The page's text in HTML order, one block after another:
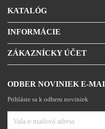
KATALÓG
INFORMÁCIE
ZÁKAZNÍCKY ÚČET
ODBER NOVINIEK E-
Prihláste sa k odberu noviniek